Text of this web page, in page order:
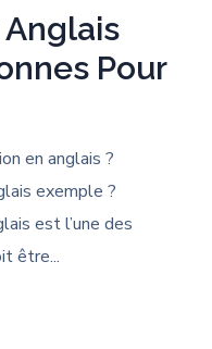
Pour
en anglais ?
exemple ?
est l’une des
être...